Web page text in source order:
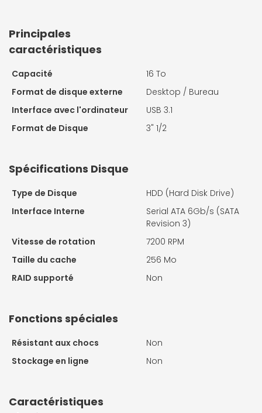
Principales
caractéristiques
Capacité
16 To
Format de disque externe
Desktop / Bureau
Interface avec l'ordinateur
USB 3.1
Format de Disque
3" 1/2
Spécifications Disque
Type de Disque
HDD (Hard Disk Drive)
Interface Interne
Serial ATA 6Gb/s (SATA
Revision 3)
Vitesse de rotation
7200 RPM
Taille du cache
256 Mo
RAID supporté
Non
Fonctions spéciales
Résistant aux chocs
Non
Stockage en ligne
Non
Caractéristiques